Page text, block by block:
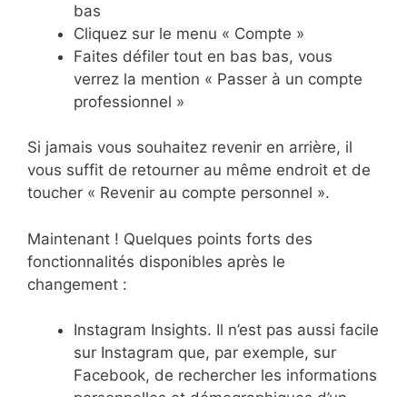
bas
Cliquez sur le menu « Compte »
Faites défiler tout en bas bas, vous
verrez la mention « Passer à un compte
professionnel »
Si jamais vous souhaitez revenir en arrière, il
vous suffit de retourner au même endroit et de
toucher « Revenir au compte personnel ».
Maintenant ! Quelques points forts des
fonctionnalités disponibles après le
changement :
Instagram Insights. Il n’est pas aussi facile
sur Instagram que, par exemple, sur
Facebook, de rechercher les informations